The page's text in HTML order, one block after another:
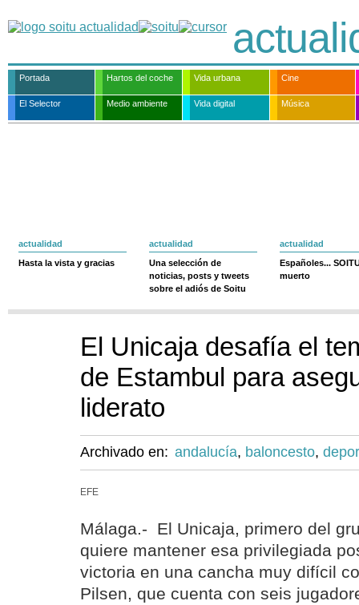
Portada Hartos del coche Vida urbana Cine
El Selector Medio ambiente Vida digital Música
actualidad
Hasta la vista y gracias
actualidad
Una selección de
noticias, posts y tweets
sobre el adiós de Soitu
actualidad
Españoles...
muerto
El Unicaja desafía el
de Estambul para
liderato
Archivado en: andalucía, baloncesto,
EFE
Málaga.- El Unicaja, primero del
quiere mantener esa privilegiada
victoria en una cancha muy difícil
Pilsen, que cuenta con seis